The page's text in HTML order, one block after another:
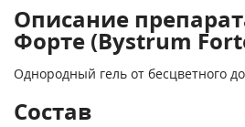
Описание
Форте (Bystrum
Однородный гель от бесцветного
Состав